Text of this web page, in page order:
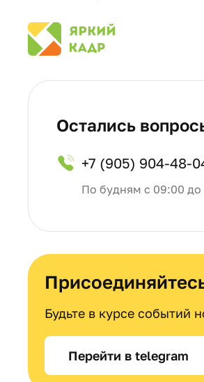
Остались
+7 (905) 904-48-
По будням с 09:00 до
Будьте в курсе событий
Перейти в telegram